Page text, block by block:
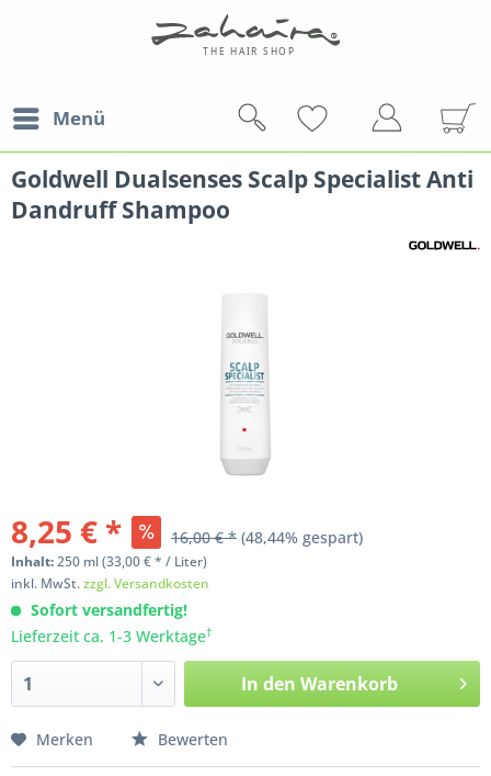
Menü
Goldwell Dualsenses Scalp Specialist Anti
Dandruff Shampoo
8,25 € * 16,00 € * (48,44% gespart)
Inhalt:250 ml(33,00 € * / Liter)
inkl. MwSt.zzgl. Versandkosten
Sofort versandfertig!
Lieferzeit ca. 1-3 Werktage†
In den Warenkorb
Merken Bewerten